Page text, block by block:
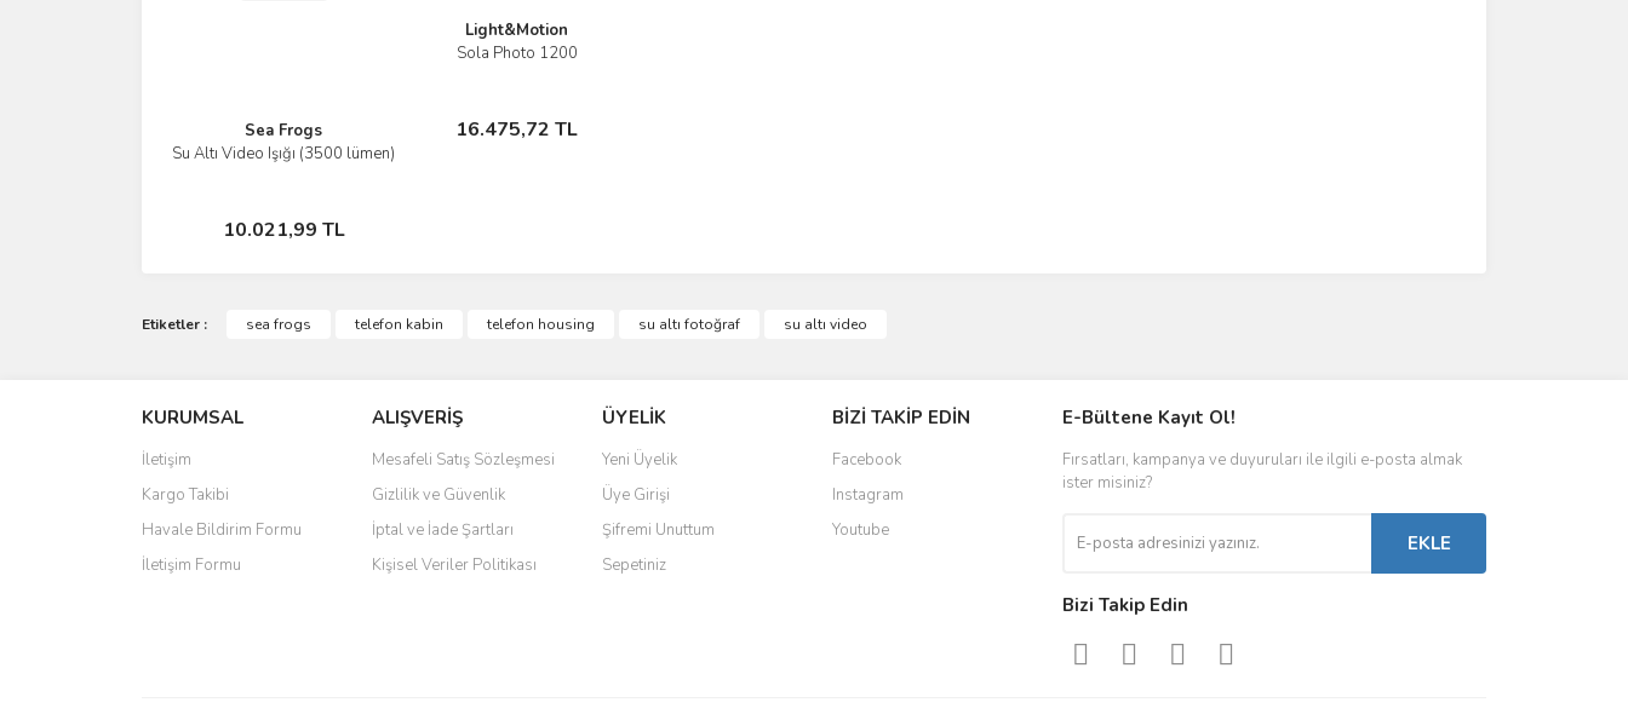
Sea Frogs
Su Altı Video Işığı (3500 lümen)
10.021,99 TL
İncele
Stokta Yok
Light&Motion
Sola Photo 1200
16.475,72 TL
İncele
Yok
Etiketler : sea frogs telefon kabin telefon housing su altı fotoğraf su altı video
KURUMSAL
İletişim
Kargo Takibi
Havale Bildirim Formu
İletişim Formu
ALIŞVERİŞ
Mesafeli Satış Sözleşmesi
Gizlilik ve Güvenlik
İptal ve İade Şartları
Kişisel Veriler Politikası
ÜYELİK
Yeni Üyelik
Üye Girişi
Şifremi Unuttum
Sepetiniz
BİZİ TAKİP EDİN
Facebook
Instagram
Youtube
E-Bültene Kayıt Ol!
Fırsatları, kampanya ve duyuruları ile ilgili e-posta almak
ister misiniz?
EKLE
Bizi Takip Edin